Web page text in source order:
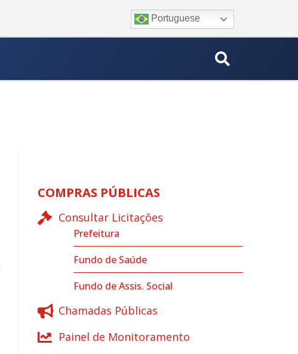
Portuguese
COMPRAS PÚBLICAS
Consultar Licitações
Prefeitura
Fundo de Saúde
Fundo de Assis. Social
Chamadas Públicas
Painel de Monitoramento